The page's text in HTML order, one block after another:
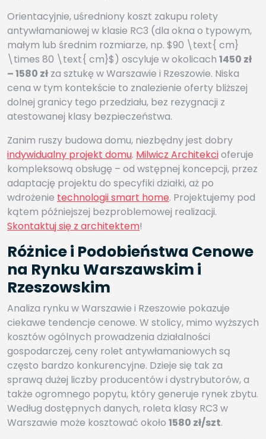
Orientacyjnie, uśredniony koszt zakupu rolety
antywłamaniowej w klasie RC3 (dla okna o typowym,
małym lub średnim rozmiarze, np. $90 \text{ cm}
\times 80 \text{ cm}$) oscyluje w okolicach 1450 zł
– 1580 zł za sztukę w Warszawie i Rzeszowie. Niska
cena w tym kontekście to znalezienie oferty bliższej
dolnej granicy tego przedziału, bez rezygnacji z
atestowanej klasy bezpieczeństwa.
Zanim ruszy budowa domu, niezbędny jest dobry
indywidualny projekt domu. Milwicz Architekcioferuje
kompleksową obsługę – od wstępnej koncepcji, przez
adaptację projektu do specyfiki działki, aż po
wdrożenie technologii smart home. Projektujemy pod
kątem późniejszej bezproblemowej realizacji.
Skontaktuj się z architektem!
Różnice i Podobieństwa Cenowe
na Rynku Warszawskim i
Rzeszowskim
Analiza rynku w Warszawie i Rzeszowie pokazuje
ciekawe tendencje cenowe. W stolicy, mimo wyższych
kosztów ogólnych prowadzenia działalności
gospodarczej, ceny rolet antywłamaniowych są
często bardzo konkurencyjne. Dzieje się tak za
sprawą dużej liczby producentów i dystrybutorów, a
także ogromnego popytu, który generuje rynek zbytu.
Według dostępnych danych, roleta klasy RC3 w
Warszawie może kosztować około 1580 zł/szt.